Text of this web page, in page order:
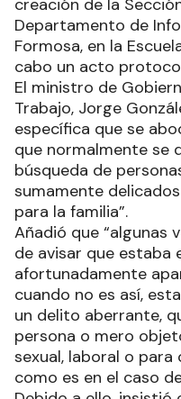
Departamento de
Formosa, en la
cabo un acto
El ministro de
Trabajo, Jorge
específica que se
que normalmente se
búsqueda de
sumamente
para la familia”.
Añadió que “algunas
de avisar que estaba
afortunadamente
cuando no es así,
un delito aberrante,
persona o mero
sexual, laboral o
como es en el caso